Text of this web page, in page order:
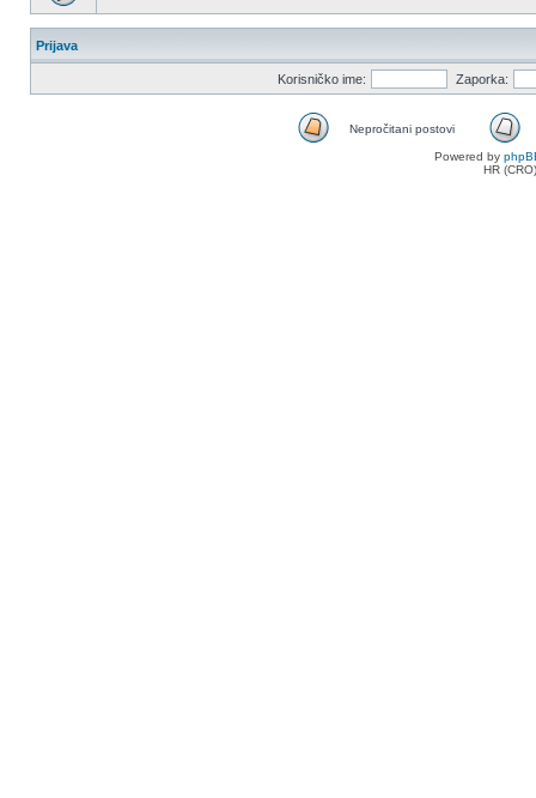
Prijava
Korisničko ime: Zaporka:
Nepročitani postovi
Powered by
HR